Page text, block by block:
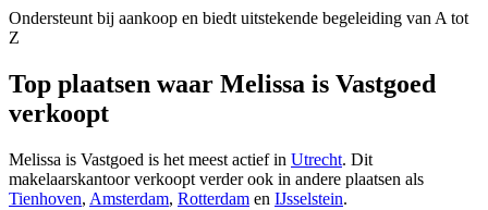
Ondersteunt bij aankoop en biedt uitstekende begeleiding van A tot
Z
Top plaatsen waar Melissa is Vastgoed
verkoopt
Melissa is Vastgoed is het meest actief in Utrecht. Dit
makelaarskantoor verkoopt verder ook in andere plaatsen als
Tienhoven, Amsterdam, Rotterdam en IJsselstein.